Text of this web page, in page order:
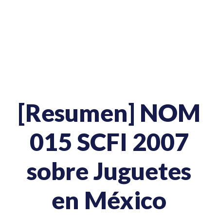
[Resumen] NOM
015 SCFI 2007
sobre Juguetes
en México